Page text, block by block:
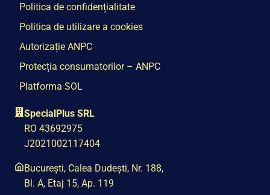
Politica de confidențialitate
Politica de utilizare a cookies
Autorizație ANPC
Protecția consumatorilor – ANPC
Platforma SOL
SpecialPlus SRL
RO 43692975
J2021002117404
București, Calea Dudești, Nr. 188,
Bl. A, Etaj 15, Ap. 119